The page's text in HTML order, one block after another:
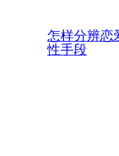
怎样分辨恋
性手段